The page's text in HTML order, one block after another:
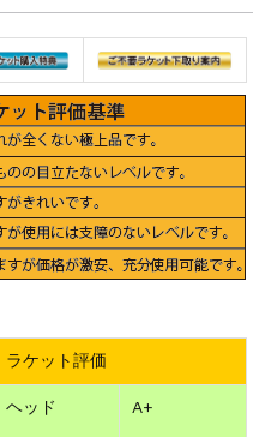
ラケット評価
ヘッド A+